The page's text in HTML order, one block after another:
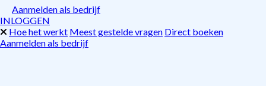
Aanmelden als bedrijf
INLOGGEN
Hoe het werkt Meest gestelde vragen Direct boeken
Aanmelden als bedrijf